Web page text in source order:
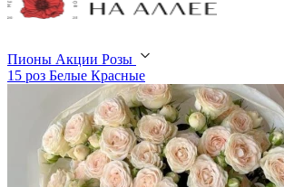
Пионы Акции Розы
15 роз Белые Красные